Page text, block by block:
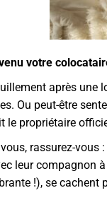
votre
après une
Ou peut-être
le propriétaire
rassurez-vous
leur compagnon
!), se